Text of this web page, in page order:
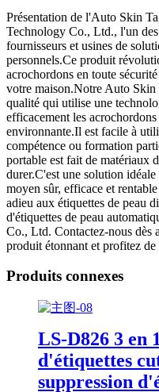
Présentation de l'Auto Skin
Technology Co., Ltd., l'un
fournisseurs et usines de
personnels.Ce produit
acrochordons en toute
votre maison.Notre Auto Skin
qualité qui utilise une
efficacement les
environnante.Il est facile à
compétence ou formation
portable est fait de matériaux
durer.C'est une solution
moyen sûr, efficace et
adieu aux étiquettes de peau
d'étiquettes de peau
Co., Ltd. Contactez-nous dès
produit étonnant et profitez
Produits connexes
LS-D826 3 en
d'étiquettes
suppression